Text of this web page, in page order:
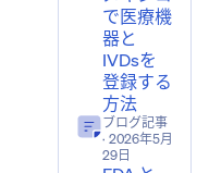
で医療機
器と
IVDsを
登録する
方法
ブログ記事
· 2026年5月
29日